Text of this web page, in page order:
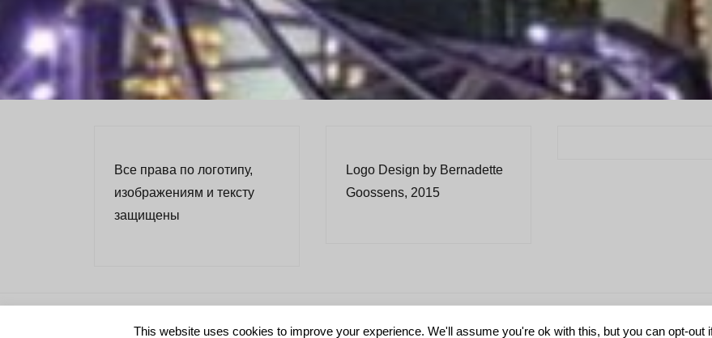
Все права по логотипу,
изображениям и тексту
защищены
Logo Design by Bernadette
Goossens, 2015
общие условия
This website uses cookies to improve your experience. We'll assume you're ok with this, but you can opt-out